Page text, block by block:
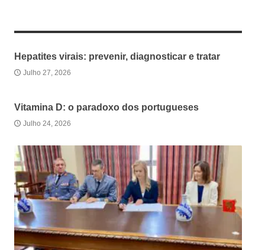
Hepatites virais: prevenir, diagnosticar e tratar
Julho 27, 2026
Vitamina D: o paradoxo dos portugueses
Julho 24, 2026